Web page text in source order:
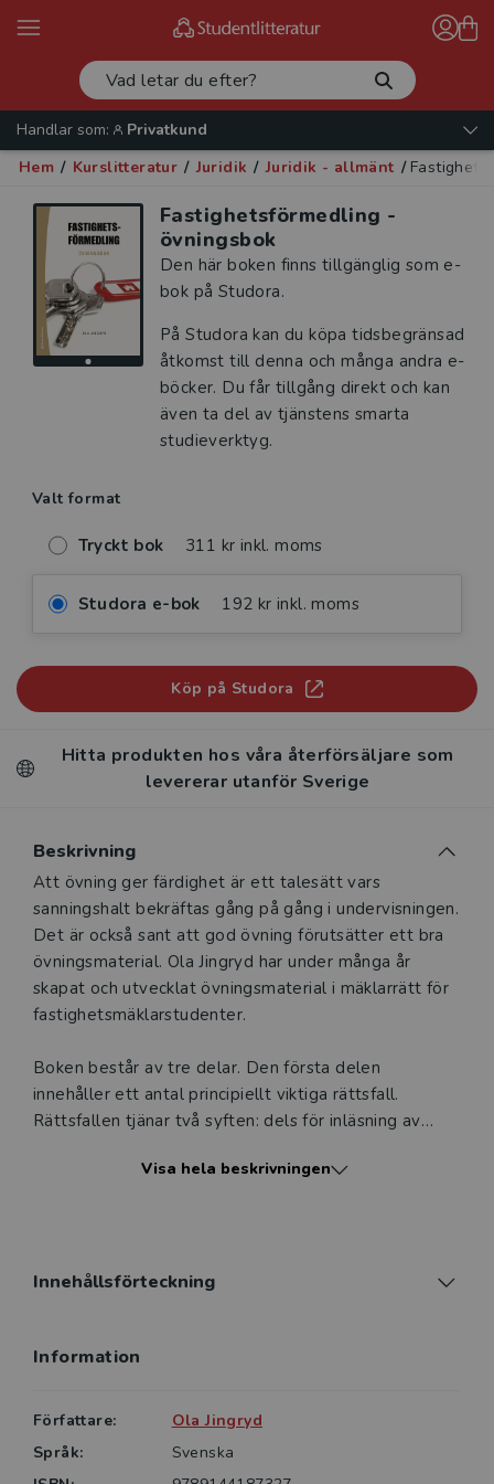
Handlar som:
Privatkund
Hem / Kurslitteratur / Juridik / Juridik - allmänt /
Fastighetsförmedling -
övningsbok
Den här boken finns tillgänglig som e-
bok på Studora.
På Studora kan du köpa tidsbegränsad
åtkomst till denna och många andra e-
böcker. Du får tillgång direkt och kan
även ta del av tjänstens smarta
studieverktyg.
Valt format
Tryckt bok 311 kr inkl. moms
Studora e-bok 192 kr inkl. moms
Köp på Studora
Hitta produkten hos våra återförsäljare som
levererar utanför Sverige
Beskrivning
Beskrivning
Att övning ger färdighet är ett talesätt vars
sanningshalt bekräftas gång på gång i undervisningen.
Det är också sant att god övning förutsätter ett bra
övningsmaterial. Ola Jingryd har under många år
skapat och utvecklat övningsmaterial i mäklarrätt för
fastighetsmäklarstudenter.
Boken består av tre delar. Den första delen
innehåller ett antal principiellt viktiga rättsfall.
Rättsfallen tjänar två syften: dels för inläsning av
seminarier. Den andra delen består av övningar.
fastighetsmäklarlagen (2021:516).
förmedlingsarbetet, såsom fastighetsrätt och
en vidare­utveckling av läroboken
Visa hela beskrivningen
Innehållsförteckning
Information
Författare:
Ola Jingryd
Språk:
Svenska